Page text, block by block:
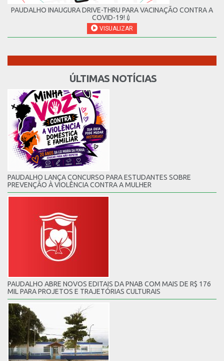
PAUDALHO INAUGURA DRIVE-THRU PARA VACINAÇÃO CONTRA A
COVID-19!💉
VISUALIZAR
ÚLTIMAS NOTÍCIAS
PAUDALHO LANÇA CONCURSO PARA ESTUDANTES SOBRE
PREVENÇÃO À VIOLÊNCIA CONTRA A MULHER
PAUDALHO ABRE NOVOS EDITAIS DA PNAB COM MAIS DE R$ 176
MIL PARA PROJETOS E TRAJETÓRIAS CULTURAIS